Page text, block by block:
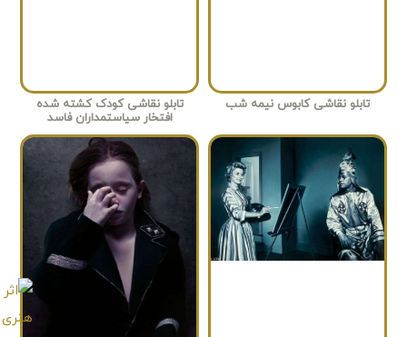
تابلو نقاشی کابوس نیمه شب
تابلو نقاشی کودک کشته شده
افتخار سیاستمداران فاسد